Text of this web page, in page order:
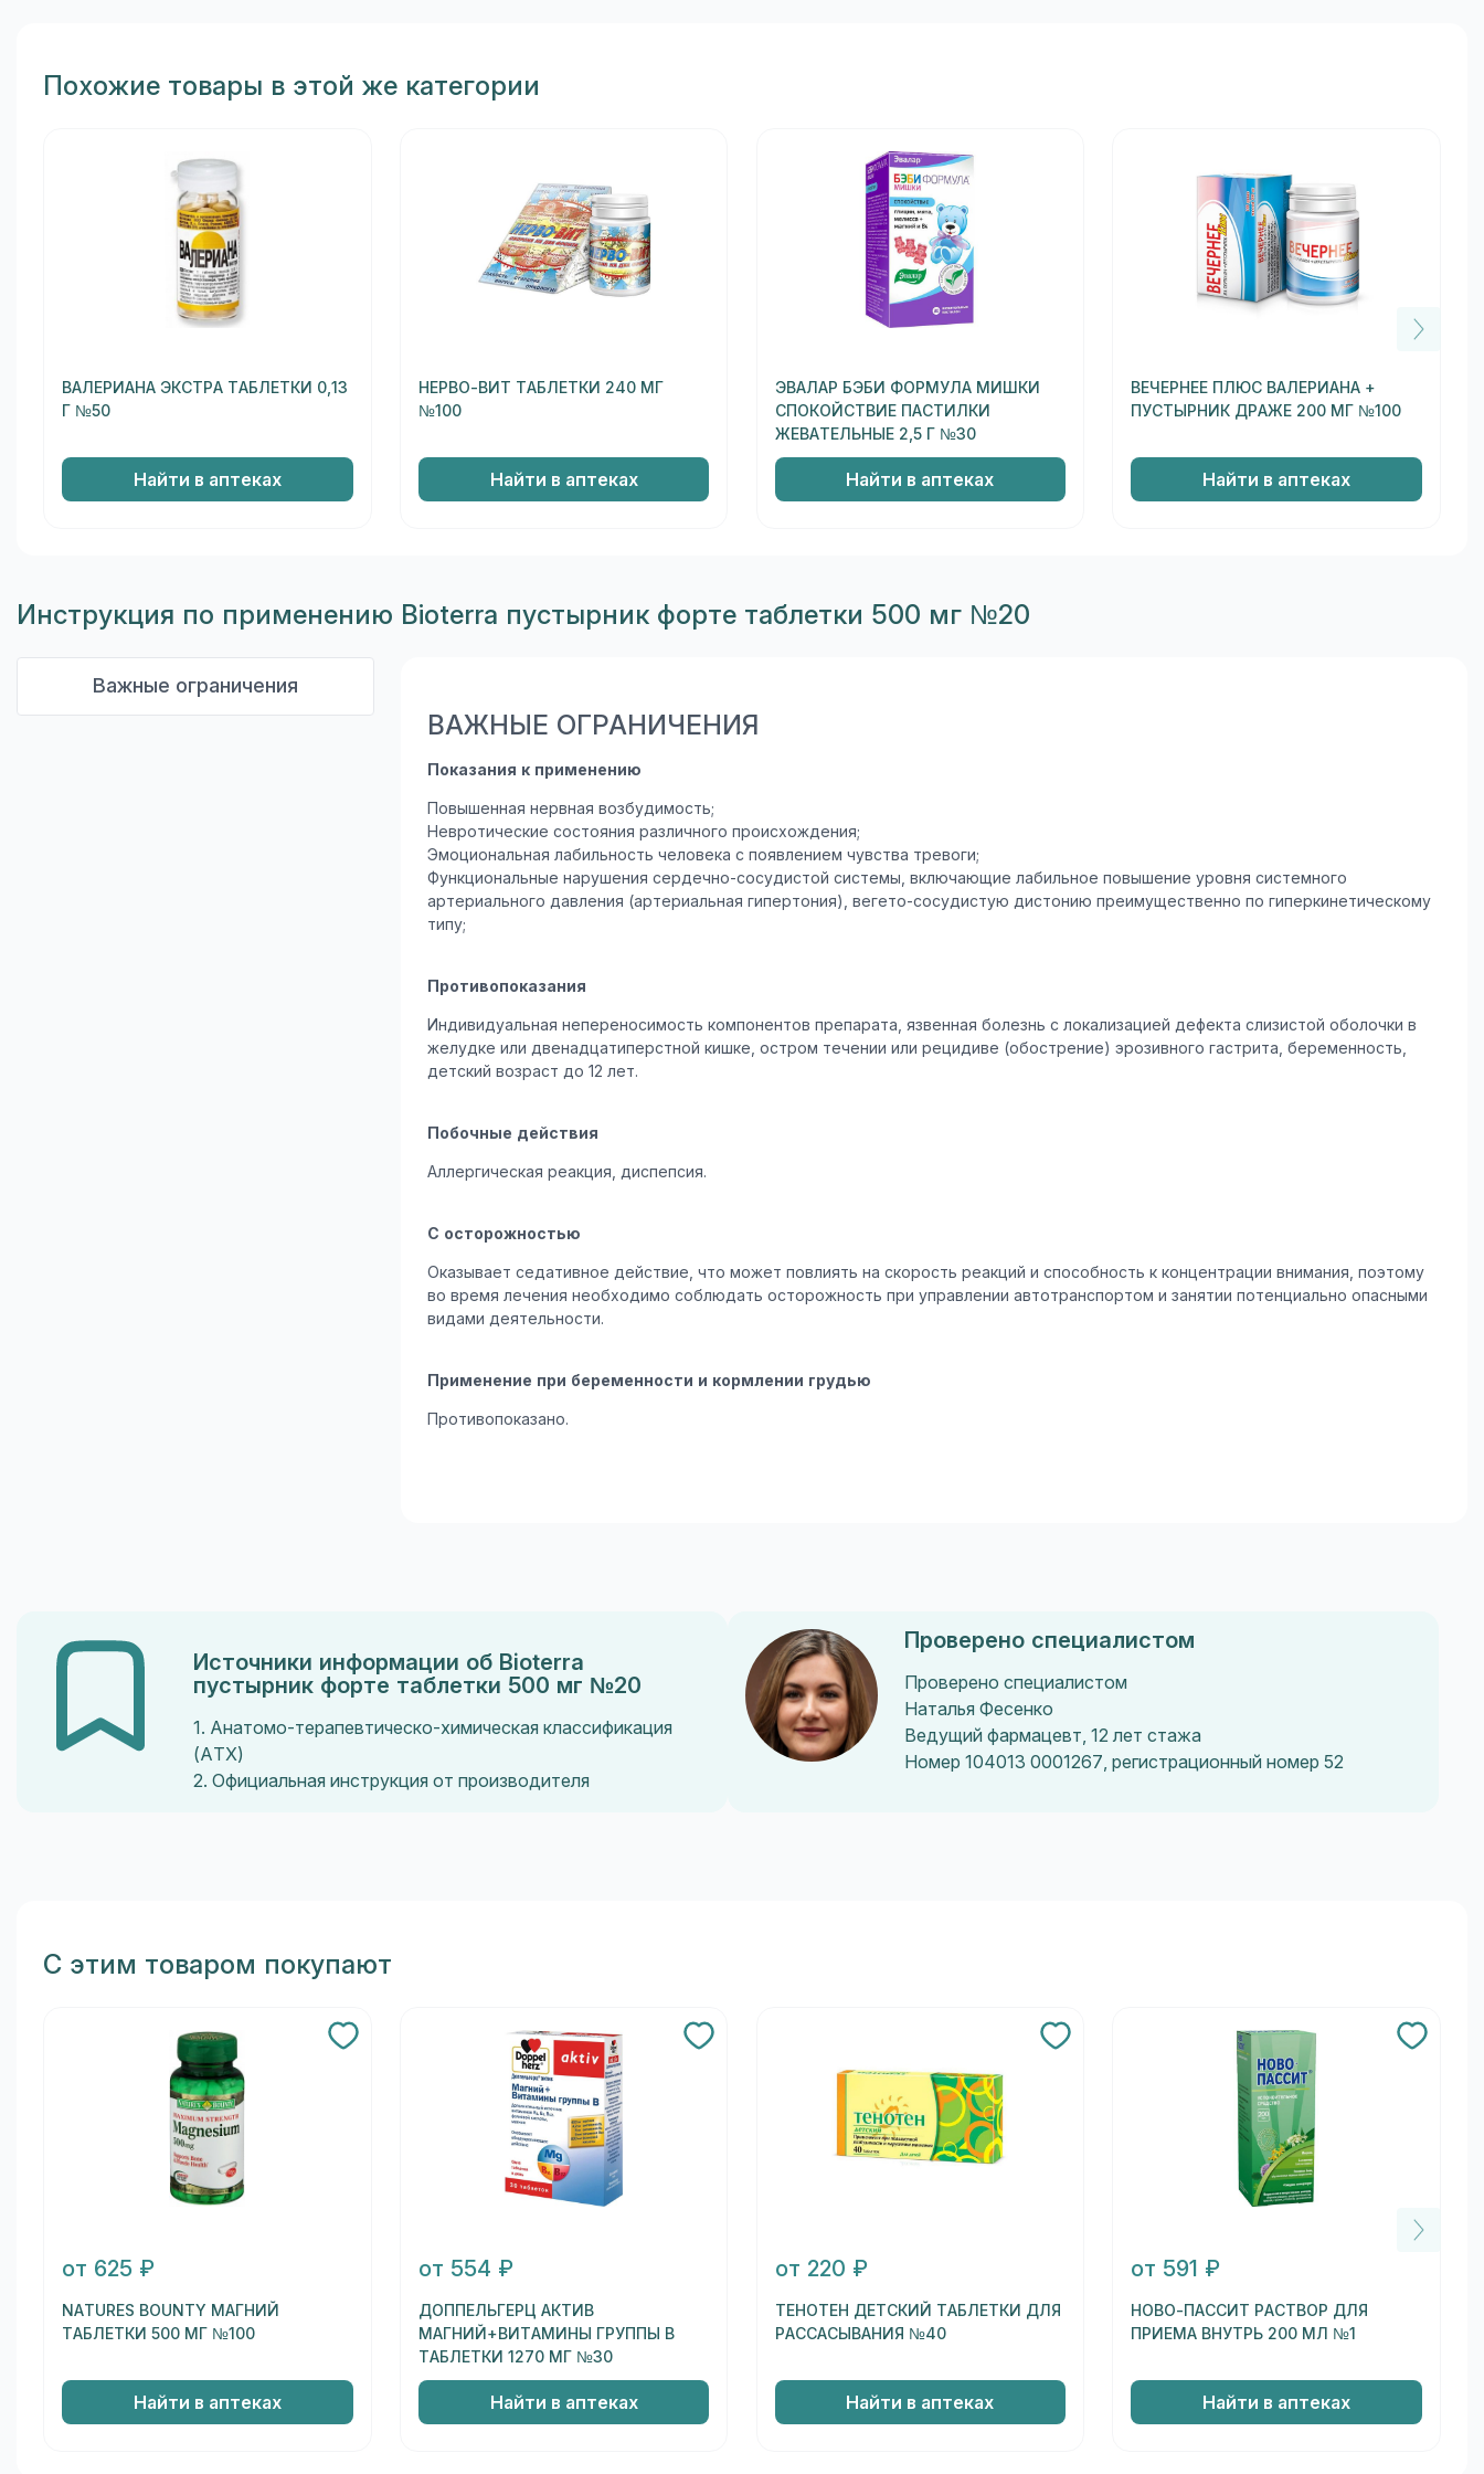
Похожие товары в этой же категории
ВАЛЕРИАНА ЭКСТРА ТАБЛЕТКИ 0,13
Г №50
Найти в аптеках
НЕРВО-ВИТ ТАБЛЕТКИ 240 МГ
№100
Найти в аптеках
ЭВАЛАР БЭБИ ФОРМУЛА МИШКИ
СПОКОЙСТВИЕ ПАСТИЛКИ
ЖЕВАТЕЛЬНЫЕ 2,5 Г №30
Найти в аптеках
ВЕЧЕРНЕЕ ПЛЮС ВАЛЕРИАНА +
ПУСТЫРНИК ДРАЖЕ 200 МГ №100
Найти в аптеках
Инструкция по применению Bioterra пустырник форте таблетки 500 мг №20
Важные ограничения
ВАЖНЫЕ ОГРАНИЧЕНИЯ
Показания к применению
Повышенная нервная возбудимость;
Невротические состояния различного происхождения;
Эмоциональная лабильность человека с появлением чувства тревоги;
Функциональные нарушения сердечно-сосудистой системы, включающие лабильное повышение уровня системного
артериального давления (артериальная гипертония), вегето-сосудистую дистонию преимущественно по гиперкинетическому
типу;
Противопоказания
Индивидуальная непереносимость компонентов препарата, язвенная болезнь с локализацией дефекта слизистой оболочки в
желудке или двенадцатиперстной кишке, остром течении или рецидиве (обострение) эрозивного гастрита, беременность,
детский возраст до 12 лет.
Побочные действия
Аллергическая реакция, диспепсия.
С осторожностью
Оказывает седативное действие, что может повлиять на скорость реакций и способность к концентрации внимания, поэтому
во время лечения необходимо соблюдать осторожность при управлении автотранспортом и занятии потенциально опасными
видами деятельности.
Применение при беременности и кормлении грудью
Противопоказано.
Источники информации об Bioterra
пустырник форте таблетки 500 мг №20
1. Анатомо-терапевтическо-химическая классификация
(ATX)
2. Официальная инструкция от производителя
Проверено специалистом
Проверено специалистом
Наталья Фесенко
Ведущий фармацевт, 12 лет стажа
Номер 104013 0001267, регистрационный номер 52
С этим товаром покупают
от 625 ₽
NATURES BOUNTY МАГНИЙ
ТАБЛЕТКИ 500 МГ №100
Найти в аптеках
от 554 ₽
ДОППЕЛЬГЕРЦ АКТИВ
МАГНИЙ+ВИТАМИНЫ ГРУППЫ В
ТАБЛЕТКИ 1270 МГ №30
Найти в аптеках
от 220 ₽
ТЕНОТЕН ДЕТСКИЙ ТАБЛЕТКИ ДЛЯ
РАССАСЫВАНИЯ №40
Найти в аптеках
от 591 ₽
НОВО-ПАССИТ РАСТВОР ДЛЯ
ПРИЕМА ВНУТРЬ 200 МЛ №1
Найти в аптеках